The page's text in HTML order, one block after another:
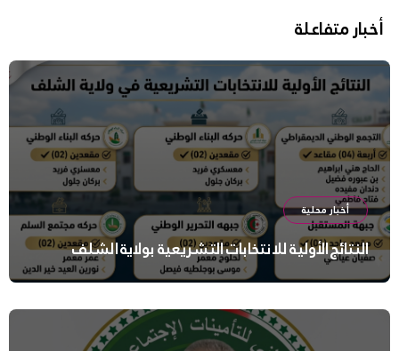
أخبار متفاعلة
أخبار محلية
النتائج الأولية للانتخابات التشريعية بولاية الشلف